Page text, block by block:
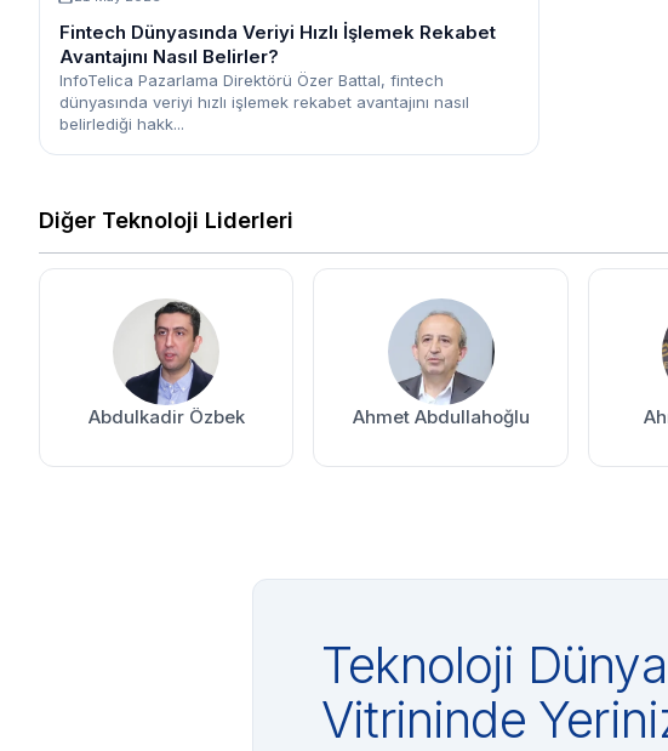
Fintech Dünyasında Veriyi Hızlı İşlemek Rekabet
Avantajını Nasıl Belirler?
InfoTelica Pazarlama Direktörü Özer Battal, fintech
dünyasında veriyi hızlı işlemek rekabet avantajını nasıl
belirlediği hakk...
Diğer Teknoloji Liderleri
Abdulkadir Özbek Ahmet Abdullahoğlu
Teknoloji
Vitrininde